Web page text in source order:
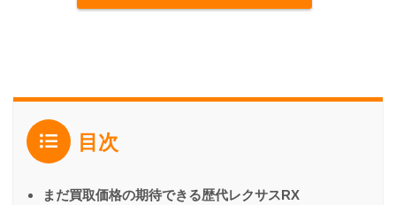
目次
まだ買取価格の期待できる歴代レクサスRX